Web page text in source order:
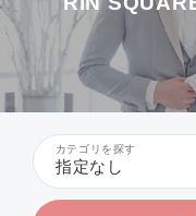
カテゴリを探す
指定なし